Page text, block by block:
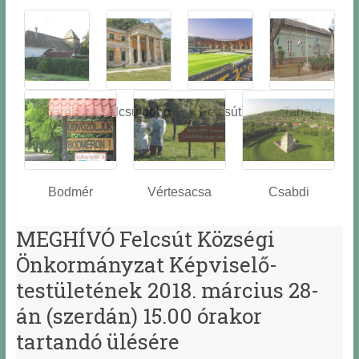
Óbarok
Alcsútdobo
z
Felcsút Tabajd
Bodmér Vértesacsa Csabdi
MEGHÍVÓ Felcsút Községi
Önkormányzat Képviselő-
testületének 2018. március 28-
án (szerdán) 15.00 órakor
tartandó ülésére